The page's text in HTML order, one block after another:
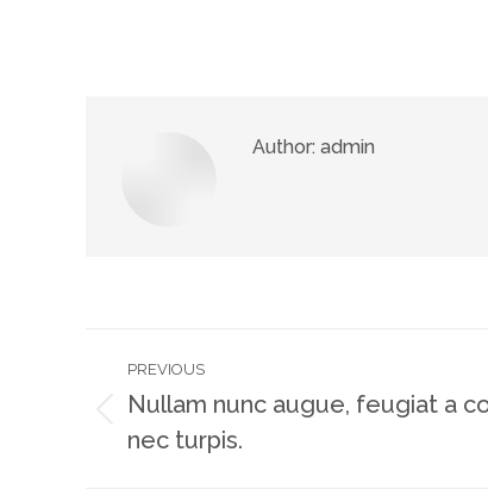
Author: admin
navigation
PREVIOUS
post:
Nullam nunc augue, feugiat a
nec turpis.